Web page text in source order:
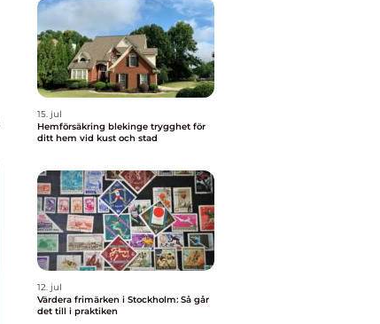
15. jul
Hemförsäkring blekinge trygghet för
ditt hem vid kust och stad
12. jul
Värdera frimärken i Stockholm: Så går
det till i praktiken